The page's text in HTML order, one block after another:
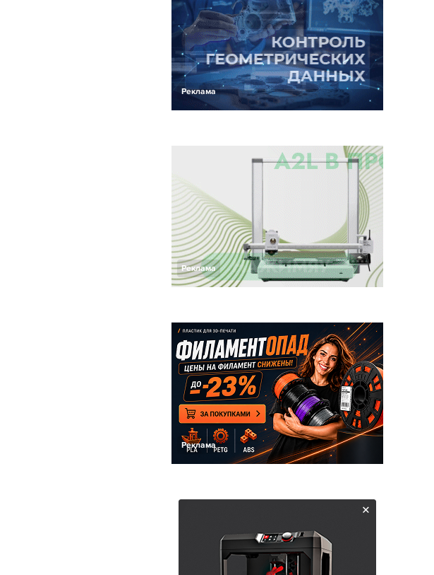
Реклама
Реклама
Реклама